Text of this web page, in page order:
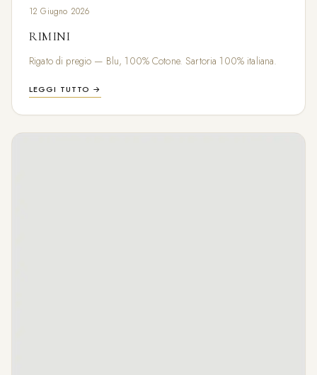
12 Giugno 2026
RIMINI
Rigato di pregio — Blu, 100% Cotone. Sartoria 100% italiana.
LEGGI TUTTO →